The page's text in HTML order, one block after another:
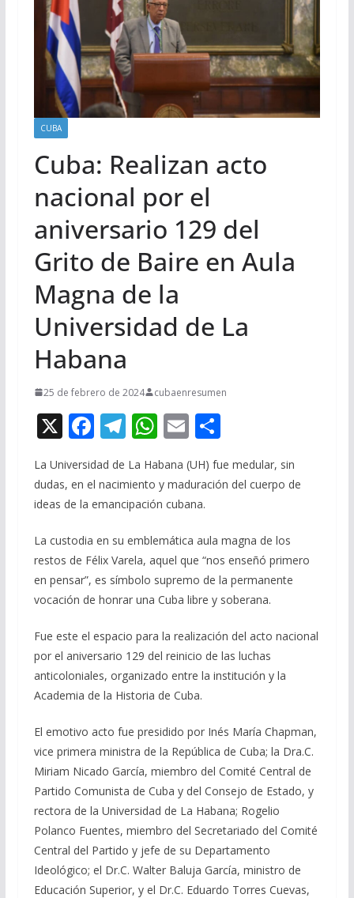
CUBA
Cuba: Realizan acto
nacional por el
aniversario 129 del
Grito de Baire en Aula
Magna de la
Universidad de La
Habana
25 de febrero de 2024 cubaenresumen
X F
ac
e
b
o
k
T
e
gr
m
W
h
at
s
A
p
p
E
ai
l
C
m
ti
r
La Universidad de La Habana (UH) fue medular, sin
dudas, en el nacimiento y maduración del cuerpo de
ideas de la emancipación cubana.
La custodia en su emblemática aula magna de los
restos de Félix Varela, aquel que “nos enseñó primero
en pensar”, es símbolo supremo de la permanente
vocación de honrar una Cuba libre y soberana.
Fue este el espacio para la realización del acto nacional
por el aniversario 129 del reinicio de las luchas
anticoloniales, organizado entre la institución y la
Academia de la Historia de Cuba.
El emotivo acto fue presidido por Inés María Chapman,
vice primera ministra de la República de Cuba; la Dra.C.
Miriam Nicado García, miembro del Comité Central de
Partido Comunista de Cuba y del Consejo de Estado, y
rectora de la Universidad de La Habana; Rogelio
Polanco Fuentes, miembro del Secretariado del Comité
Central del Partido y jefe de su Departamento
Ideológico; el Dr.C. Walter Baluja García, ministro de
Educación Superior, y el Dr.C. Eduardo Torres Cuevas,